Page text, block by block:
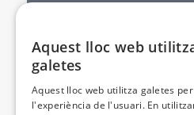
Sortejos exclusius
Butlletins
Aquest lloc web
galetes
Aquest lloc web utilitza galetes
l'experiència de l'usuari. En